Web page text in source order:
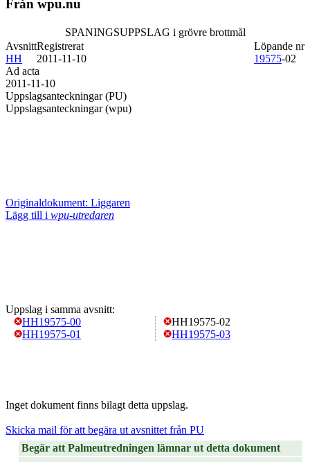
Från wpu.nu
SPANINGSUPPSLAG i grövre brottmål
Avsnitt
HH
Löpande nr
19575-02
Registrerat
2011-11-10
Ad acta
2011-11-10
Uppslagsanteckningar (PU)
Uppslagsanteckningar (wpu)
Originaldokument: Liggaren
Lägg till i wpu-utredaren
Uppslag i samma avsnitt:
HH19575-00
HH19575-01
HH19575-02
HH19575-03
Inget dokument finns bilagt detta uppslag.
Skicka mail för att begära ut avsnittet från PU
Begär att Palmeutredningen lämnar ut detta dokument